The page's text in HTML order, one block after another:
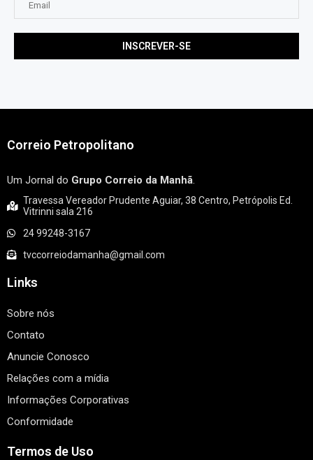
Correio Petropolitano
Um Jornal do Grupo Correio da Manhã.
Travessa Vereador Prudente Aguiar, 38 Centro, Petrópolis Ed.
Vitrinni sala 216
24 99248-3167
tvccorreiodamanha@gmail.com
Links
Sobre nós
Contato
Anuncie Conosco
Relações com a mídia
Informações Corporativas
Conformidade
Termos de Uso